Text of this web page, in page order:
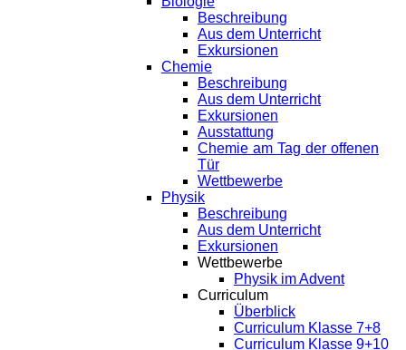
Beschreibung
Aus dem Unterricht
Exkursionen
Chemie
Beschreibung
Aus dem Unterricht
Exkursionen
Ausstattung
Chemie am Tag der offenen
Tür
Wettbewerbe
Physik
Beschreibung
Aus dem Unterricht
Exkursionen
Wettbewerbe
Physik im Advent
Curriculum
Überblick
Curriculum Klasse 7+8
Curriculum Klasse 9+10